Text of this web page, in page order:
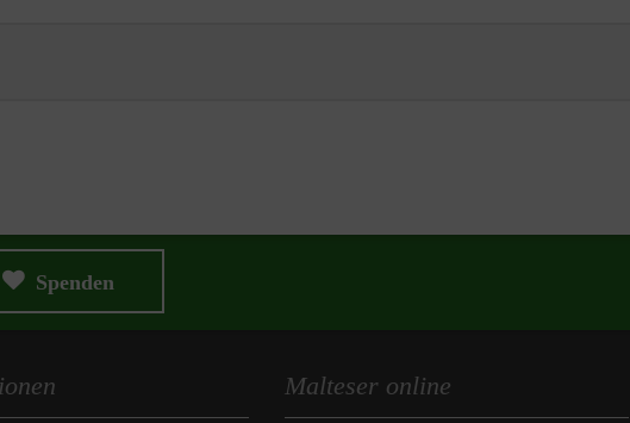
Spenden
Malteser online